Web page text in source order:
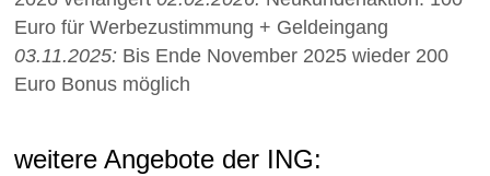
Euro für Werbezustimmung + Geldeingang
03.11.2025:Bis Ende November 2025 wieder 200
Euro Bonus möglich
weitere Angebote der ING: